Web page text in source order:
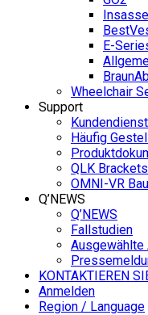
E-
Wheelchair
Support
Kundendienst
Häufig
QLK
OMNI-VR
Q’NEWS
Q’NEWS
Fallstudien
Ausgewählte
KONTAKTIEREN
Anmelden
Region / Language